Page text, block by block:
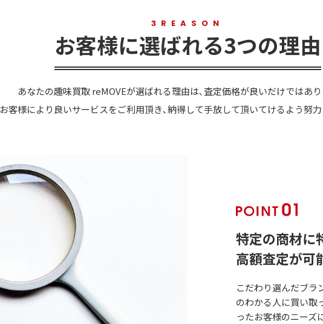
3REASON
お客様に選ばれる3つの理由
あなたの趣味買取 reMOVEが選ばれる理由は､査定価格が良いだけではあ
お客様により良いサービスをご利用頂き､納得して手放して頂いてけるよう努
特定の商材に
高額査定が可
こだわり選んだブラ
のわかる人に買い取
ったお客様のニーズ